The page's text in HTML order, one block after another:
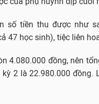
số tiền thu được như
47 học sinh), tiệc liên
4.080.000 đồng, nên
2 là 22.980.000